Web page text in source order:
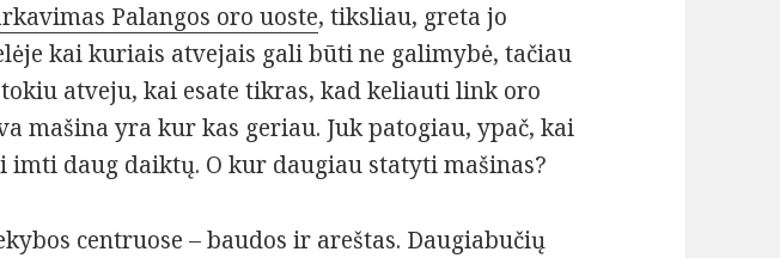
Palangos oro uoste, tiksliau, greta jo
kai kuriais atvejais gali būti ne galimybė, tačiau
atveju, kai esate tikras, kad keliauti link oro
mašina yra kur kas geriau. Juk patogiau, ypač, kai
imti daug daiktų. O kur daugiau statyti mašinas?
centruose – baudos ir areštas. Daugiabučių